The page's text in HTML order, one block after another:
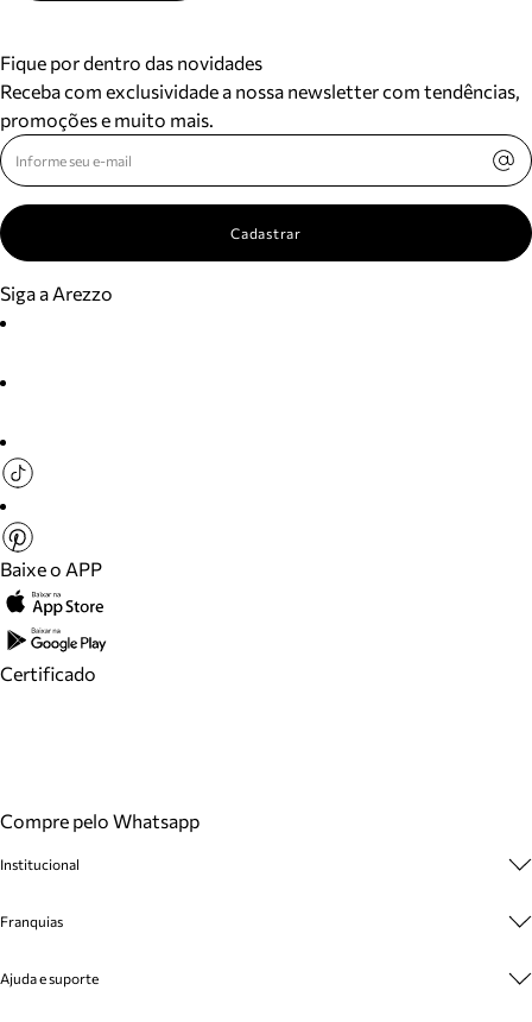
Fique por dentro das novidades
Receba com exclusividade a nossa newsletter com tendências,
promoções e muito mais.
Cadastrar
Siga a Arezzo
Baixe o APP
Certificado
Compre pelo Whatsapp
Institucional
Cashback
Venda Corporativa
Franquias
Plano de Negócio
Ajuda e suporte